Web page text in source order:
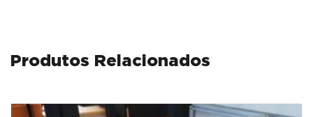
Produtos Relacionados